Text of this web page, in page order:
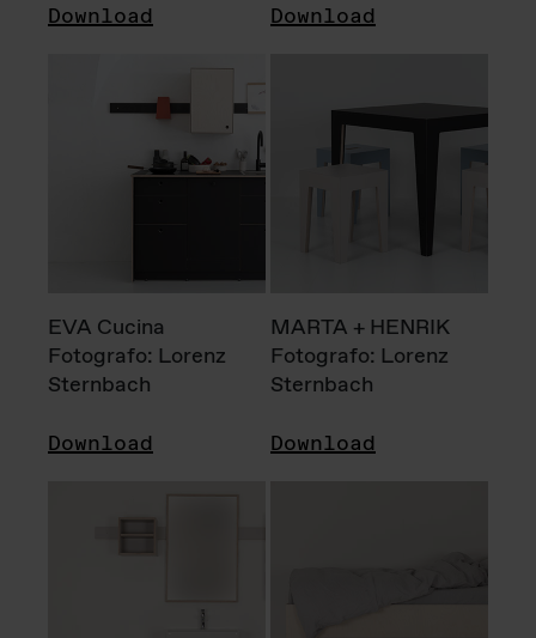
Download Download
EVA Cucina
Fotografo: Lorenz
Sternbach
Download
MARTA + HENRIK
Fotografo: Lorenz
Sternbach
Download